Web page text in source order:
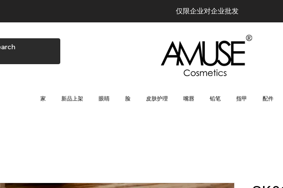
仅限企业对企业批发
家 新品上架 眼睛 脸 皮肤护理 嘴唇 铅笔 指甲 配件